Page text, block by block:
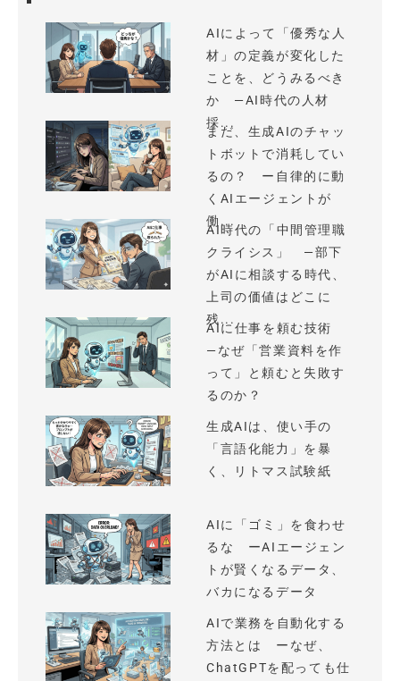
AIによって「優秀な人
材」の定義が変化した
ことを、どうみるべき
か —AI時代の人材
採...
まだ、生成AIのチャッ
トボットで消耗してい
るの？ ー自律的に動
くAIエージェントが
働...
AI時代の「中間管理職
クライシス」 —部下
がAIに相談する時代、
上司の価値はどこに
残...
AIに仕事を頼む技術
—なぜ「営業資料を作
って」と頼むと失敗す
るのか？
生成AIは、使い手の
「言語化能力」を暴
く、リトマス試験紙
AIに「ゴミ」を食わせ
るな ーAIエージェン
トが賢くなるデータ、
バカになるデータ
AIで業務を自動化する
方法とは ーなぜ、
ChatGPTを配っても仕